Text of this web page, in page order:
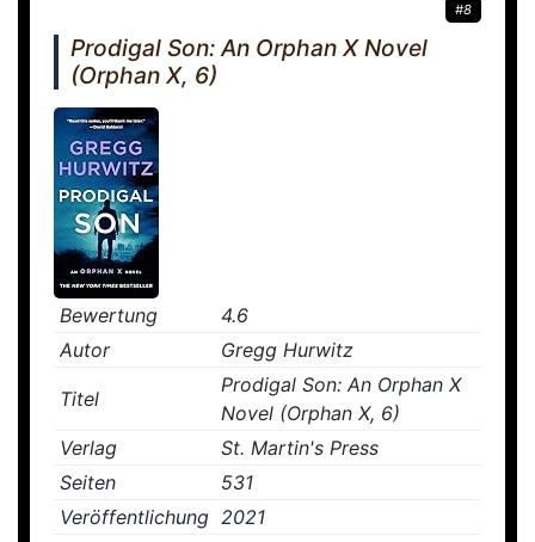
#8
Prodigal Son: An Orphan X Novel
(Orphan X, 6)
Bewertung
4.6
Autor
Gregg Hurwitz
Titel
Prodigal Son: An Orphan X
Novel (Orphan X, 6)
Verlag
St. Martin's Press
Seiten
531
Veröffentlichung 2021